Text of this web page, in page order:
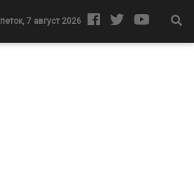
петок, 7 август 2026